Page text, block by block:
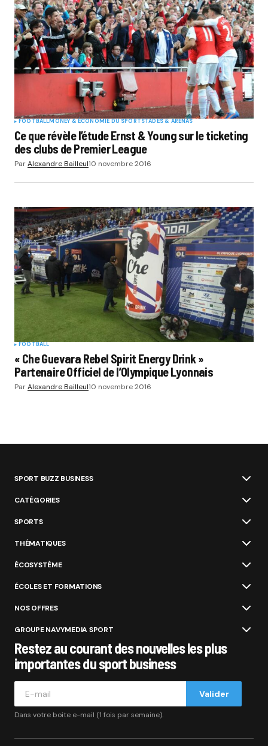
FOOTBALLMONEY & ÉCONOMIE DU SPORTSTADES & ARENAS
Ce que révèle l’étude Ernst & Young sur le ticketing
des clubs de Premier League
ParAlexandre Bailleul10 novembre 2016
FOOTBALL
« Che Guevara Rebel Spirit Energy Drink »
Partenaire Officiel de l’Olympique Lyonnais
ParAlexandre Bailleul10 novembre 2016
SPORT BUZZ BUSINESS
CATÉGORIES
SPORTS
THÉMATIQUES
ÉCOSYSTÈME
ÉCOLES ET FORMATIONS
NOS OFFRES
GROUPE NAVYMEDIA SPORT
Restez au courant des nouvelles les plus
importantes du sport business
Valider
Dans votre boite e-mail (1 fois par semaine).